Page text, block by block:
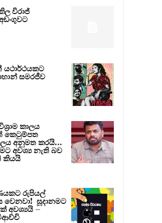
විරාජ්
යථාර්ථයකට
සමරජීව
කාලය
කෙටුම්පත
අනුමත කරයි…
අවශ්‍ය නැති බව
කියයි
රුපියල්
වෙනවා! සූදානමට
අවශ්‍යයි –